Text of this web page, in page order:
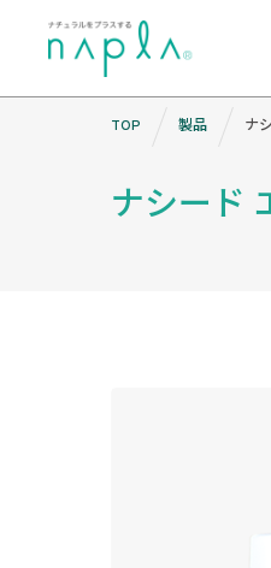
ナシード
TOP 製品 ナ